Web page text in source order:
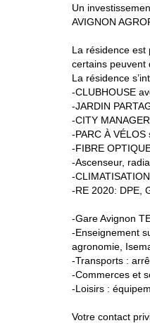
Un
AVIGNON
La résidence est
certains peuvent
La résidence
-CLUBHOUSE
-JARDIN
-CITY
-PARC À
-FIBRE
-Ascenseur,
-
-RE 2020: DPE,
-Gare Avignon
-Enseignement
agronomie,
-Transports :
-Commerces et
-Loisirs :
Votre contact